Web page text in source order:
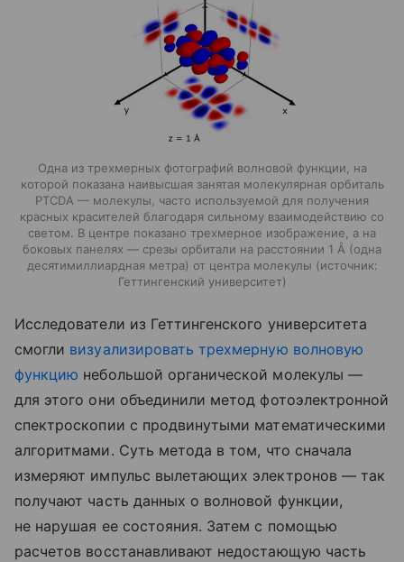
Одна из трехмерных фотографий волновой функции, на
которой показана наивысшая занятая молекулярная орбиталь
PTCDA — молекулы, часто используемой для получения
красных красителей благодаря сильному взаимодействию со
светом. В центре показано трехмерное изображение, а на
боковых панелях — срезы орбитали на расстоянии 1 Å (одна
десятимиллиардная метра) от центра молекулы
источник:
Геттингенский университет
Исследователи из Геттингенского университета
смогли визуализировать трехмерную волновую
функцию небольшой органической молекулы —
для этого они объединили метод фотоэлектронной
спектроскопии с продвинутыми математическими
алгоритмами. Суть метода в том, что сначала
измеряют импульс вылетающих электронов — так
получают часть данных о волновой функции,
не нарушая ее состояния. Затем с помощью
расчетов восстанавливают недостающую часть